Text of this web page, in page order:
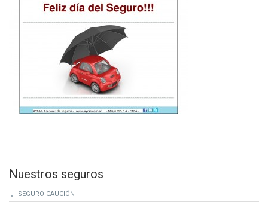
Nuestros seguros
SEGURO CAUCIÓN